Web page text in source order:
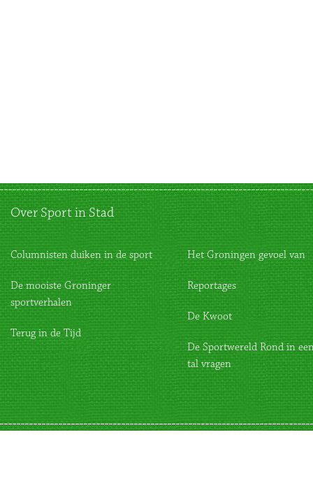
Over Sport in Stad
Columnisten duiken in de sport
De mooiste Groninger
sportverhalen
Terug in de Tijd
Het Groningen gevoel van
Reportages
De Kwoot
De Sportwereld Rond in
tal vragen